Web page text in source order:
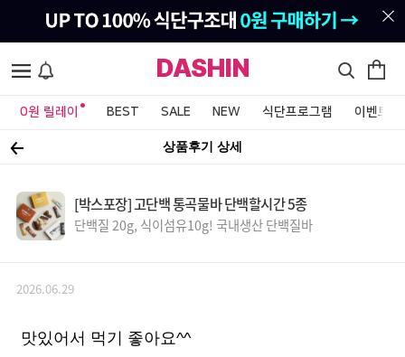
DASHIN
0원 릴레이 BEST SALE NEW 식단프로그램 이벤트&
상품후기 상세
[박스포장] 고단백 통곡물바 단백할시간 5종
단백질 20g, 식이섬유10g! 국내생산 단백질바
2026.06.29
맛있어서 먹기 좋아요^^